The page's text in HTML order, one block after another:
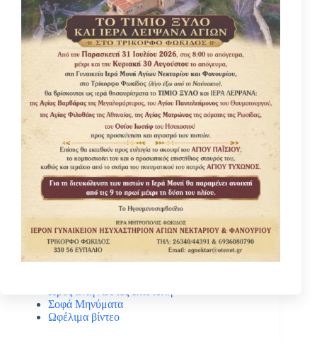
Κατηγοριες
Βίοι Αγίων
Γέροντας Νεκτάριος Μουλατσιώτης
Διάφορα ψυχωφελή κείμενα
Κάτι ενδιαφέρον
Νέα – Ανακοινώσεις
Σοφά Μηνύματα
Ωφέλιμα βίντεο